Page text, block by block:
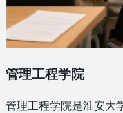
管理工程学院
管理工程学院是淮安大